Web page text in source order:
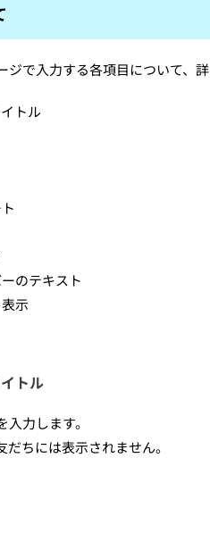
ジで入力する各項目について、詳
トル
のテキスト
示
トル
力します。
ちには表示されません。